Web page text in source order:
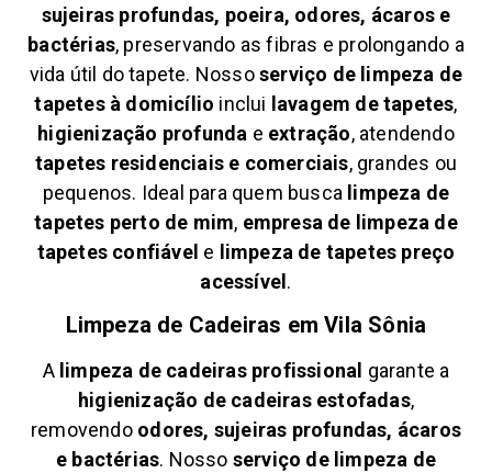
sujeiras profundas, poeira, odores, ácaros e
bactérias, preservando as fibras e prolongando a
vida útil do tapete. Nossoserviço de limpeza de
tapetes à domicílio inclui lavagem de tapetes,
higienização profunda e extração, atendendo
tapetes residenciais e comerciais, grandes ou
pequenos. Ideal para quem busca limpeza de
tapetes perto de mim, empresa de limpeza de
tapetes confiável e limpeza de tapetes preço
acessível .
Limpeza de Cadeiras emVila Sônia
A limpeza de cadeiras profissional garante a
higienização de cadeiras estofadas,
removendoodores, sujeiras profundas, ácaros
e bactérias. Nosso serviço de limpeza de